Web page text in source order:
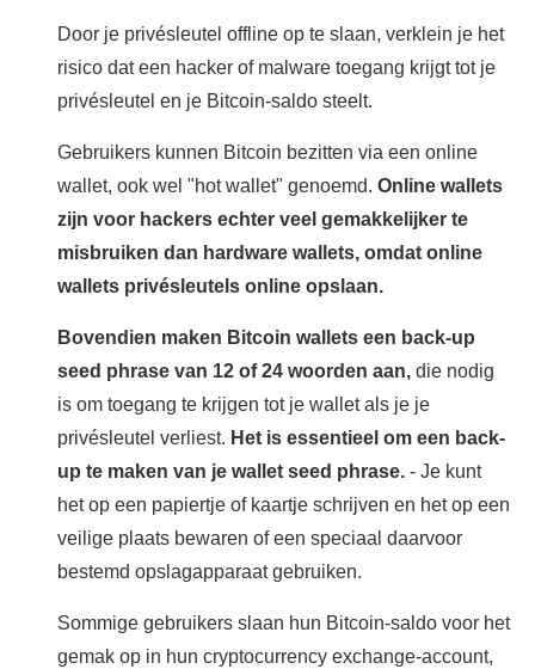
Door je privésleutel offline op te slaan, verklein je het
risico dat een hacker of malware toegang krijgt tot je
privésleutel en je Bitcoin-saldo steelt.
Gebruikers kunnen Bitcoin bezitten via een online
wallet, ook wel "hot wallet" genoemd. Online wallets
zijn voor hackers echter veel gemakkelijker te
misbruiken dan hardware wallets, omdat online
wallets privésleutels online opslaan.
Bovendien maken Bitcoin wallets een back-up
seed phrase van 12 of 24 woorden aan, die nodig
is om toegang te krijgen tot je wallet als je je
privésleutel verliest. Het is essentieel om een back-
up te maken van je wallet seed phrase. - Je kunt
het op een papiertje of kaartje schrijven en het op een
veilige plaats bewaren of een speciaal daarvoor
bestemd opslagapparaat gebruiken.
Sommige gebruikers slaan hun Bitcoin-saldo voor het
gemak op in hun cryptocurrency exchange-account,